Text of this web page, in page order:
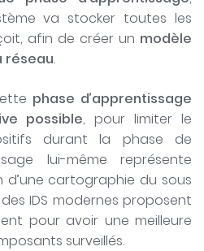
va stocker toutes les
afin de créer un modèle
réseau.
phase d’apprentissage
possible, pour limiter le
durant la phase de
lui-même représente
cartographie du sous
IDS modernes proposent
pour avoir une meilleure
surveillés.